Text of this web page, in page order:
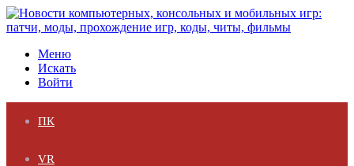
Меню
Искать
Войти
ПК
VR